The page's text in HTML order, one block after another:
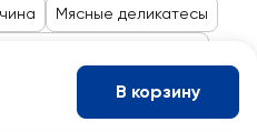
Мясные деликатесы
В корзину